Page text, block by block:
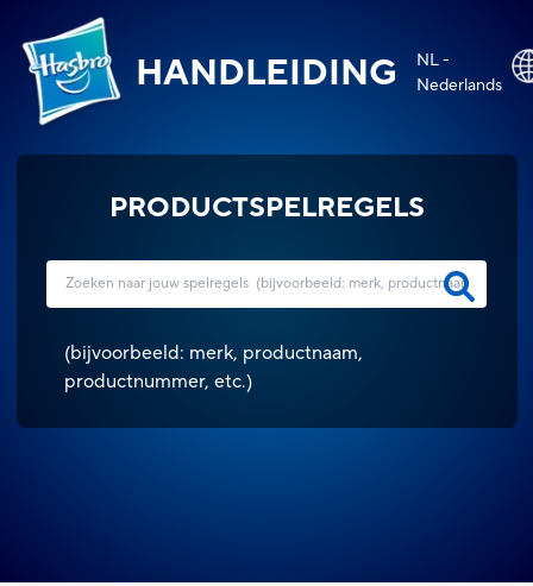
HANDLEIDING
NL -
Nederlands
PRODUCTSPELREGELS
(bijvoorbeeld: merk, productnaam,
productnummer, etc.)